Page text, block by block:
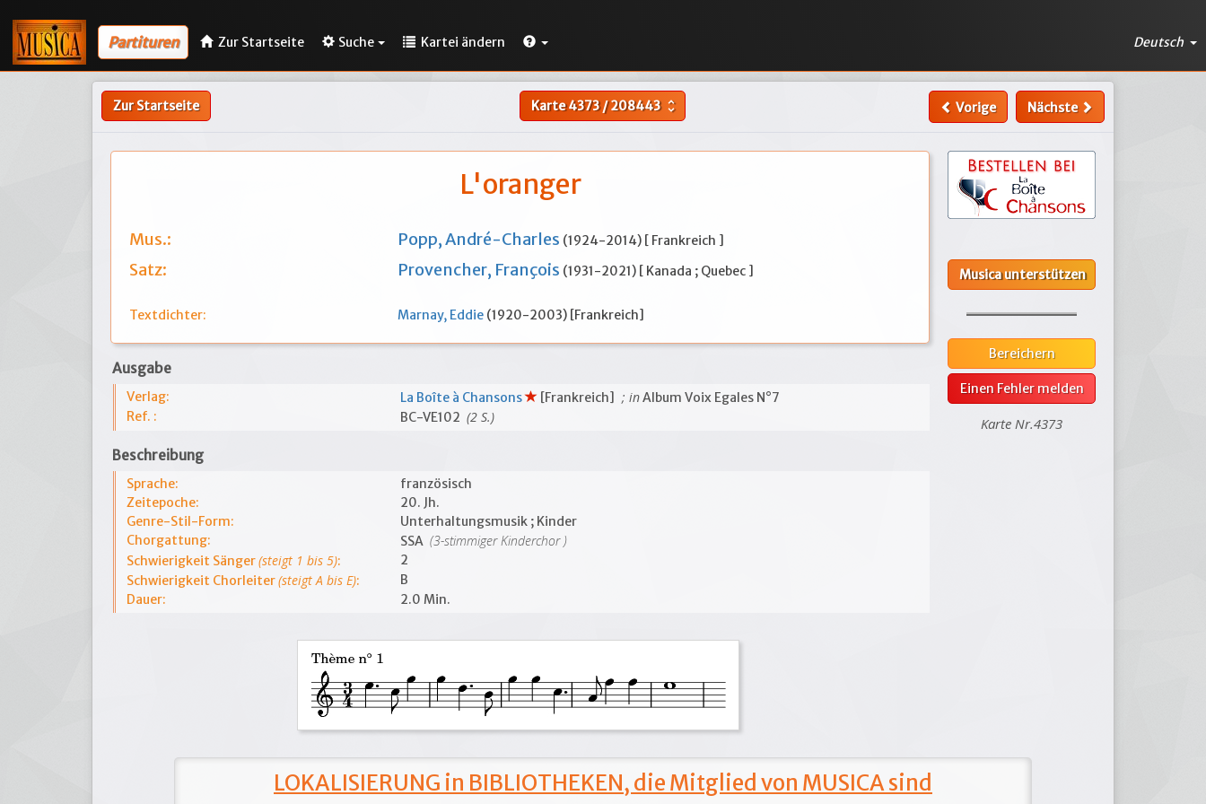
Partituren Zur Startseite Suche Kartei ändern Deutsch
Zur Startseite Karte4373/208443 unfold_more Vorige Nächste
L'oranger
Mus.: Popp, André-Charles (1924-2014) [ Frankreich ]
Satz: Provencher, François (1931-2021) [ Kanada ; Quebec ]
Textdichter: Marnay, Eddie (1920-2003) [Frankreich]
Ausgabe
Verlag: La Boîte à Chansons [Frankreich] ; inAlbum Voix Egales N°7
Ref. :
BC-VE102 (2 S.)
Beschreibung
Sprache:
französisch
Zeitepoche:
20. Jh.
Genre-Stil-Form:
Unterhaltungsmusik ; Kinder
Chorgattung:
SSA (3-stimmiger Kinderchor )
Schwierigkeit Sänger(steigt 1 bis 5):
2
Schwierigkeit Chorleiter(steigt A bis E):
B
Dauer:
2.0 Min.
Musica unterstützen
Bereichern
Einen Fehler melden
Karte Nr.4373
LOKALISIERUNG in BIBLIOTHEKEN, die Mitglied von MUSICA sind